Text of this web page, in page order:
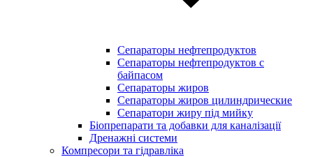
Сепараторы нефтепродуктов
Сепараторы нефтепродуктов с
байпасом
Сепараторы жиров
Сепараторы жиров цилиндрические
Сепаратори жиру під мийку
Біопрепарати та добавки для каналізації
Дренажні системи
Компресори та гідравліка